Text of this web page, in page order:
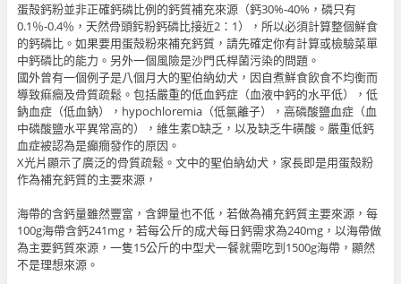
蛋殻鈣粉並非正確鈣磷比例的鈣質補充來源（鈣30%-40%，磷只有
0.1％-0.4％，天然骨頭釫粉鈣磷比接近2：1），所以必須計算整個鮮食
的鈣磷比。如果要用蛋殻粉來補充鈣質，請先確定你有計算或檢驗菜單
中鈣磷比的能力。另外一個風險是沙門氏桿菌污染的問題。
國外曾有一個例子是八個月大的聖伯納幼犬，因自煮鮮食飲食不均衡而
導致痲癎及骨質疏鬆。包括嚴重的低血鈣症（血液中鈣的水平低），低
鈉血症（低血鈉），hypochloremia（低氯離子），高磷酸鹽血症（血
中磷酸鹽水平異常高的），維生素D缺乏，以及缺乏牛磺酸。嚴重低鈣
血症被認為是癲癇發作的原因。
X光片顯示了廣泛的骨質疏鬆。文中的聖伯納幼犬，家長即是用蛋殻粉
作為補充鈣質的主要來源，
海帶的含鈣量雖然豐富，含鉀量也不低，若做為補充鈣質主要來源，每
100g海帶含鈣241mg，若每公斤的成犬每日鈣需求為240mg，以海帶做
為主要鈣質來源，一隻15公斤的中型犬一餐就需吃到1500g海帶，顯然
不是理想來源。